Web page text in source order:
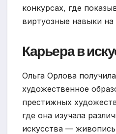
конкурсах, где
виртуозные навыки на
Карьера в
Ольга Орлова
художественное
престижных
где она изучала
искусства —